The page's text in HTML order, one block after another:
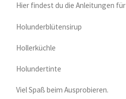
Hier findest du die Anleitungen für
Holunderblütensirup
Hollerküchle
Holundertinte
Viel Spaß beim Ausprobieren.